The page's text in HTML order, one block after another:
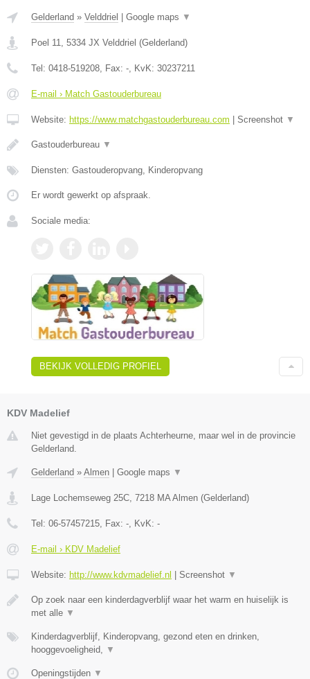
Gelderland » Velddriel Google maps ▼
Poel 11, 5334 JX Velddriel (Gelderland)
Tel: 0418-519208, Fax: -, KvK: 30237211
E-mail › Match Gastouderbureau
Website: https://www.matchgastouderbureau.com Screenshot ▼
Gastouderbureau ▼
Diensten: Gastouderopvang, Kinderopvang
Er wordt gewerkt op afspraak.
Sociale media:
BEKIJK VOLLEDIG PROFIEL
KDV Madelief
Niet gevestigd in de plaats Achterheurne, maar wel in de provincie
Gelderland.
Gelderland » Almen | Google maps ▼
Lage Lochemseweg 25C 7218 MA Almen (Gelderland)
Tel: 06-57457215 , Fax: - , KvK: -
E-mail › KDV Madelief
Website: http://www.kdvmadelief.nl | Screenshot ▼
Op zoek naar een kinderdagverblijf waar het warm en huiselijk is
met alle ▼
Kinderdagverblijf, Kinderopvang, gezond eten en drinken,
hooggevoeligheid,
▼
Openingstijden ▼